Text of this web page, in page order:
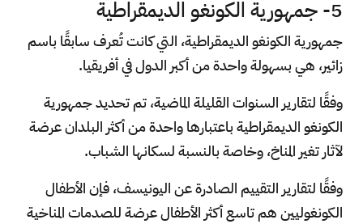
5- جمهورية الكونغو الديمقراطية
جمهورية الكونغو الديمقراطية، التي كانت تُعرف سابقًا باسم
زائير، هي بسهولة واحدة من أكبر الدول في أفريقيا.
وفقًا لتقارير السنوات القليلة الماضية، تم تحديد جمهورية
الكونغو الديمقراطية باعتبارها واحدة من أكثر البلدان عرضة
لآثار تغير المناخ، وخاصة بالنسبة لسكانها الشباب.
وفقًا لتقارير التقييم الصادرة عن اليونيسف، فإن الأطفال
الكونغوليين هم تاسع أكثر الأطفال عرضة للصدمات المناخية